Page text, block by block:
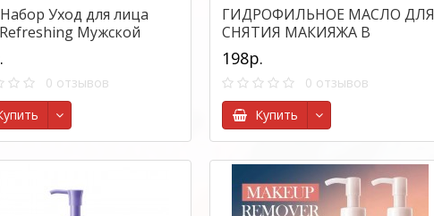
Набор Уход для лица
Мужской
Свежесть
0 отзывов
ГИДРОФИЛЬНОЕ МАСЛО ДЛЯ
СНЯТИЯ МАКИЯЖА В
КАПСУЛАХ BIOAQUA, 35ШТ
198р.
0 отзывов
Купить